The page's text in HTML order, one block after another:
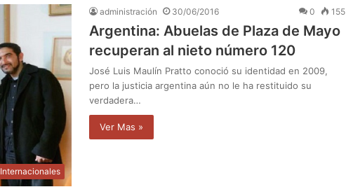
Internacionales
administración 30/06/2016 0 155
Argentina: Abuelas de Plaza de Mayo
recuperan al nieto número 120
José Luis Maulín Pratto conoció su identidad en 2009,
pero la justicia argentina aún no le ha restituido su
verdadera…
Ver Mas »